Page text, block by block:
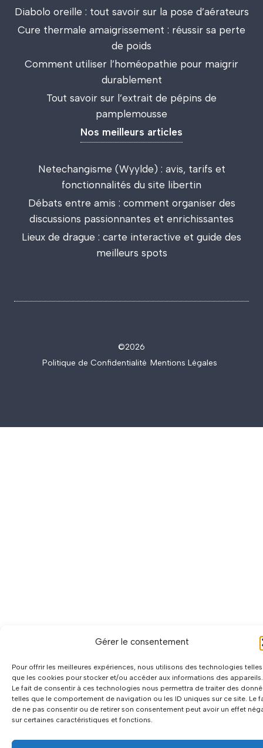
Gérer le consentement
Pour offrir les meilleures expériences, nous utilisons des technologies telles
que les cookies pour stocker et/ou accéder aux informations des appareils.
Le fait de consentir à ces technologies nous permettra de traiter des
telles que le comportement de navigation ou les ID uniques sur ce site. Le
de ne pas consentir ou de retirer son consentement peut avoir un effet
sur certaines caractéristiques et fonctions.
Diabolo oreille : tout savoir sur la pose d’aérateurs
Cure thermale amaigrissement : réussir sa perte
de poids
Comment utiliser l’homéopathie pour maigrir
durablement
Tout savoir sur l’extrait de pépins de
pamplemousse
Nos meilleurs articles
Netechangisme (Wyylde) : avis, tarifs et
fonctionnalités du site libertin
Débats entre amis : comment organiser des
discussions passionnantes et enrichissantes
Lieux de drague : carte interactive et guide des
meilleurs spots
©2026
Politique de Confidentialité Mentions Légales